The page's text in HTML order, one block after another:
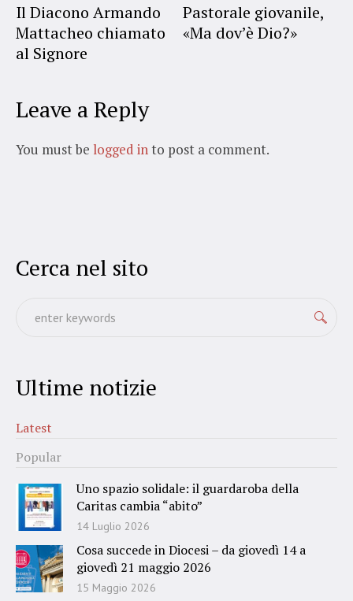
Il Diacono Armando
Mattacheo chiamato
al Signore
Pastorale giovanile,
«Ma dov’è Dio?»
Leave a Reply
You must be logged in to post a comment.
Cerca nel sito
Ultime notizie
Latest
Popular
Uno spazio solidale: il guardaroba della
Caritas cambia “abito”
14 Luglio 2026
Cosa succede in Diocesi – da giovedì 14 a
giovedì 21 maggio 2026
15 Maggio 2026